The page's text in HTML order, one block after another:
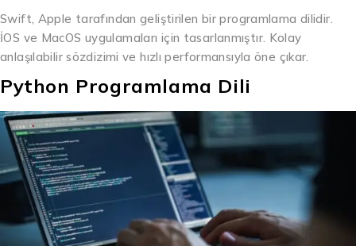
Swift, Apple tarafından geliştirilen bir programlama dilidir.
İOS ve MacOS uygulamaları için tasarlanmıştır. Kolay
anlaşılabilir sözdizimi ve hızlı performansıyla öne çıkar.
Python Programlama Dili